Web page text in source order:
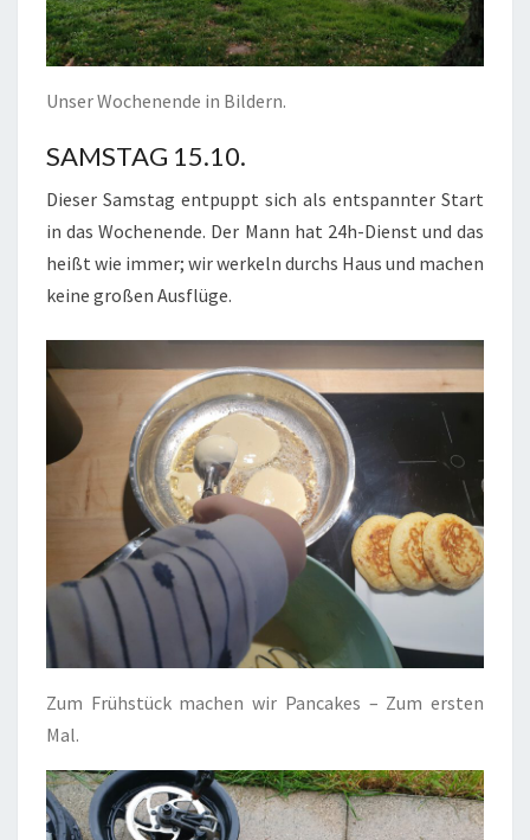
Unser Wochenende in Bildern.
SAMSTAG 15.10.
Dieser Samstag entpuppt sich als entspannter Start
in das Wochenende. Der Mann hat 24h-Dienst und das
heißt wie immer; wir werkeln durchs Haus und machen
keine großen Ausflüge.
Zum Frühstück machen wir Pancakes – Zum ersten
Mal.